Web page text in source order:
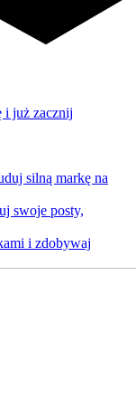
i już zacznij
silną markę na
swoje posty,
i zdobywaj